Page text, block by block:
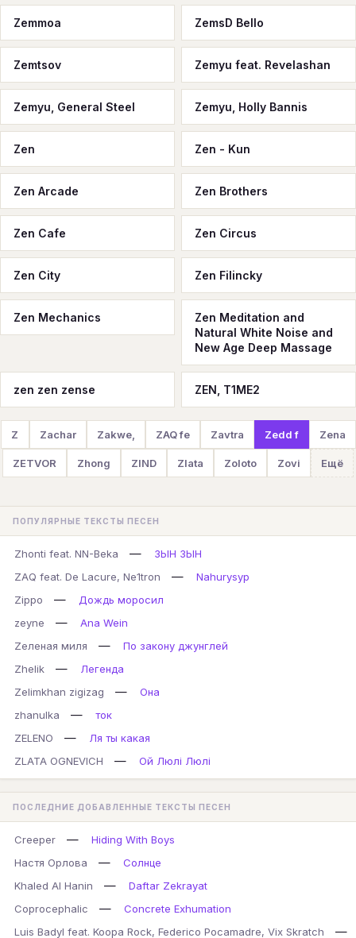
Zemmoa ZemsD Bello
Zemtsov Zemyu feat. Revelashan
Zemyu, General Steel Zemyu, Holly Bannis
Zen Zen - Kun
Zen Arcade Zen Brothers
Zen Cafe Zen Circus
Zen City Zen Filincky
Zen Mechanics
Zen Meditation and
Natural White Noise and
New Age Deep Massage
zen zen zense ZEN, T1ME2
Z Zachar Zakwe, ZAQ fe Zavtra Zedd f Zena
ZETVOR Zhong ZIND Zlata Zoloto Zovi Ещё
ПОПУЛЯРНЫЕ ТЕКСТЫ ПЕСЕН
Zhonti feat. NN-Beka —
ЗЫН ЗЫН
ZAQ feat. De Lacure, Ne1tron
—
Nahurysyp
Zippo
—
Дождь моросил
zeyne
—
Ana Wein
Zеленая миля
—
По закону джунглей
Zhelik
—
Легенда
Zelimkhan zigizag
—
Она
zhanulka
—
ток
ZELENO
—
Ля ты какая
ZLATA OGNEVICH
— Ой Люлі Люлі
ПОСЛЕДНИЕ ДОБАВЛЕННЫЕ ТЕКСТЫ ПЕСЕН
Creeper —
Hiding With Boys
Настя Орлова
—
Солнце
Khaled Al Hanin
—
Daftar Zekrayat
Coprocephalic
—
Concrete Exhumation
Luis Badyl feat. Koopa Rock, Federico Pocamadre, Vix Skratch
—